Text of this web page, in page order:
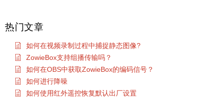
热门文章
如何在视频录制过程中捕捉静态图像?
ZowieBox支持组播传输吗？
如何在OBS中获取ZowieBox的编码信号？
如何进行降噪
如何使用红外遥控恢复默认出厂设置